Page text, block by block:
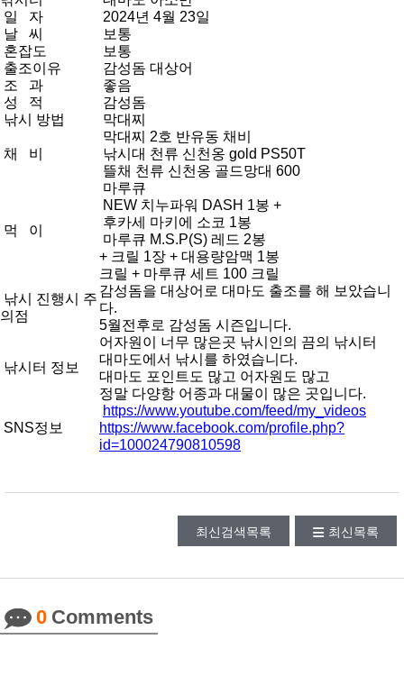
일 자
2024년 4월 23일
날 씨
보통
혼잡도
보통
출조이유
감성돔 대상어
조 과
좋음
성 적
감성돔
낚시 방법
막대찌
채 비
막대찌 2호 반유동 채비
낚시대 천류 신천옹 gold PS50T
뜰채 천류 신천옹 골드망대 600
먹 이
마루큐
NEW 치누파워 DASH 1봉 +
후카세 마키에 소코 1봉
마루큐 M.S.P(S) 레드 2봉
+ 크릴 1장 + 대용량암맥 1봉
크릴 + 마루큐 세트 100 크릴
낚시 진행시 주
의점
감성돔을 대상어로 대마도 출조를 해 보았습니
다.
5월전후로 감성돔 시즌입니다.
낚시터 정보
어자원이 너무 많은곳 낚시인의 끔의 낚시터
대마도에서 낚시를 하였습니다.
대마도 포인트도 많고 어자원도 많고
정말 다양항 어종과 대물이 많은 곳입니다.
SNS정보
https://www.youtube.com/feed/my_videos
https://www.facebook.com/profile.php?
id=100024790810598
최신검색목록 최신목록
0 Comments